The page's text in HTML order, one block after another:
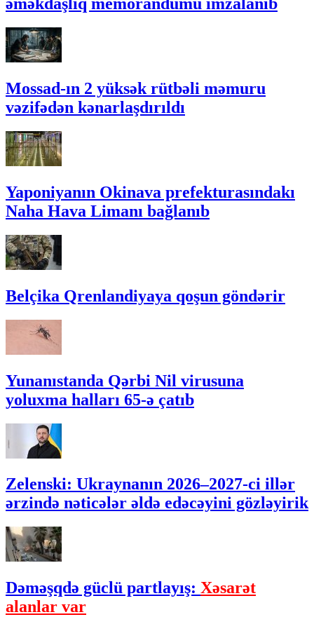
əməkdaşlıq memorandumu imzalanıb
Mossad-ın 2 yüksək rütbəli məmuru
vəzifədən kənarlaşdırıldı
Yaponiyanın Okinava prefekturasındakı
Naha Hava Limanı bağlanıb
Belçika Qrenlandiyaya qoşun göndərir
Yunanıstanda Qərbi Nil virusuna
yoluxma halları 65-ə çatıb
Zelenski: Ukraynanın 2026–2027-ci illər
ərzində nəticələr əldə edəcəyini gözləyirik
Dəməşqdə güclü partlayış: Xəsarət
alanlar var